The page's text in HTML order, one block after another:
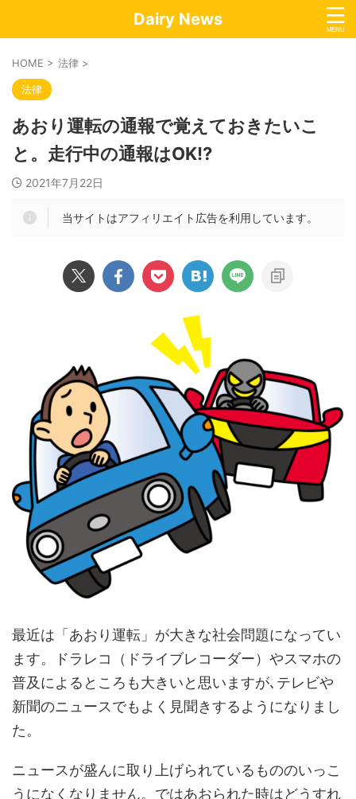
Dairy News
HOME > 法律 >
法律
あおり運転の通報で覚えておきたいこ
と。走行中の通報はOK!?
2021年7月22日
当サイトはアフィリエイト広告を利用しています。
最近は「あおり運転」が大きな社会問題になってい
ます。ドラレコ（ドライブレコーダー）やスマホの
普及によるところも大きいと思いますが､テレビや
新聞のニュースでもよく見聞きするようになりまし
た。
ニュースが盛んに取り上げられているもののいっこ
うになくなりません。ではあおられた時はどうすれ